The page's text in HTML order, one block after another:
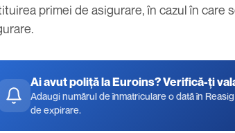
primei de asigurare, în cazul în care
Ai avut poliță la Euroins? Verifică-ți
Adaugi numărul de înmatriculare o dată în
de expirare.